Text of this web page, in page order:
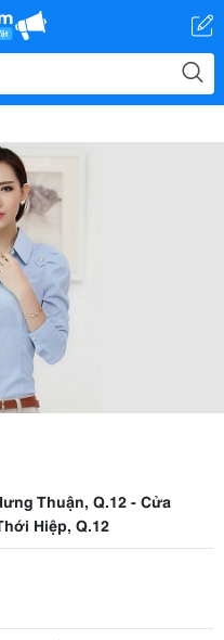
Thuận, Q.12 - Cửa
Hiệp, Q.12